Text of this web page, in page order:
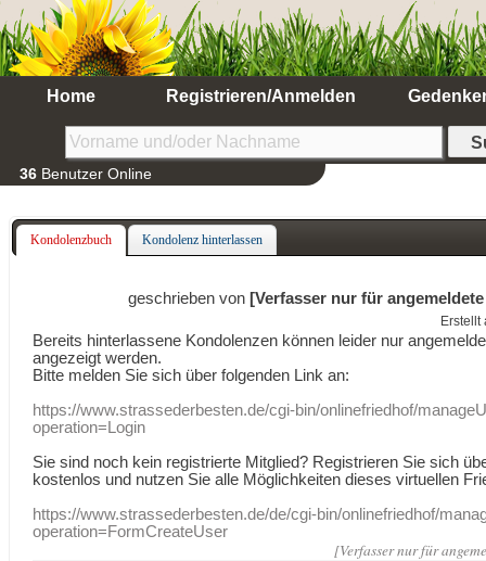
Home Registrieren/Anmelden
36 Benutzer Online
Kondolenzbuch Kondolenz hinterlassen
geschrieben von [Verfasser nur für
Erstellt
Bereits hinterlassene Kondolenzen können leider nur
angezeigt werden.
Bitte melden Sie sich über folgenden Link an:
https://www.strassederbesten.de/cgi-bin/onlinefriedhof/
operation=Login
Sie sind noch kein registrierte Mitglied? Registrieren Sie sich
kostenlos und nutzen Sie alle Möglichkeiten dieses virtuellen
https://www.strassederbesten.de/de/cgi-bin/onlinefriedhof/
operation=FormCreateUser
[Verfasser nur für